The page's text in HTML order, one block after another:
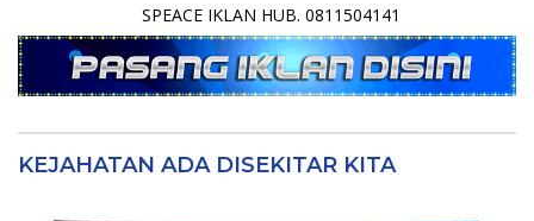
SPEACE IKLAN HUB. 0811504141
KEJAHATAN ADA DISEKITAR KITA